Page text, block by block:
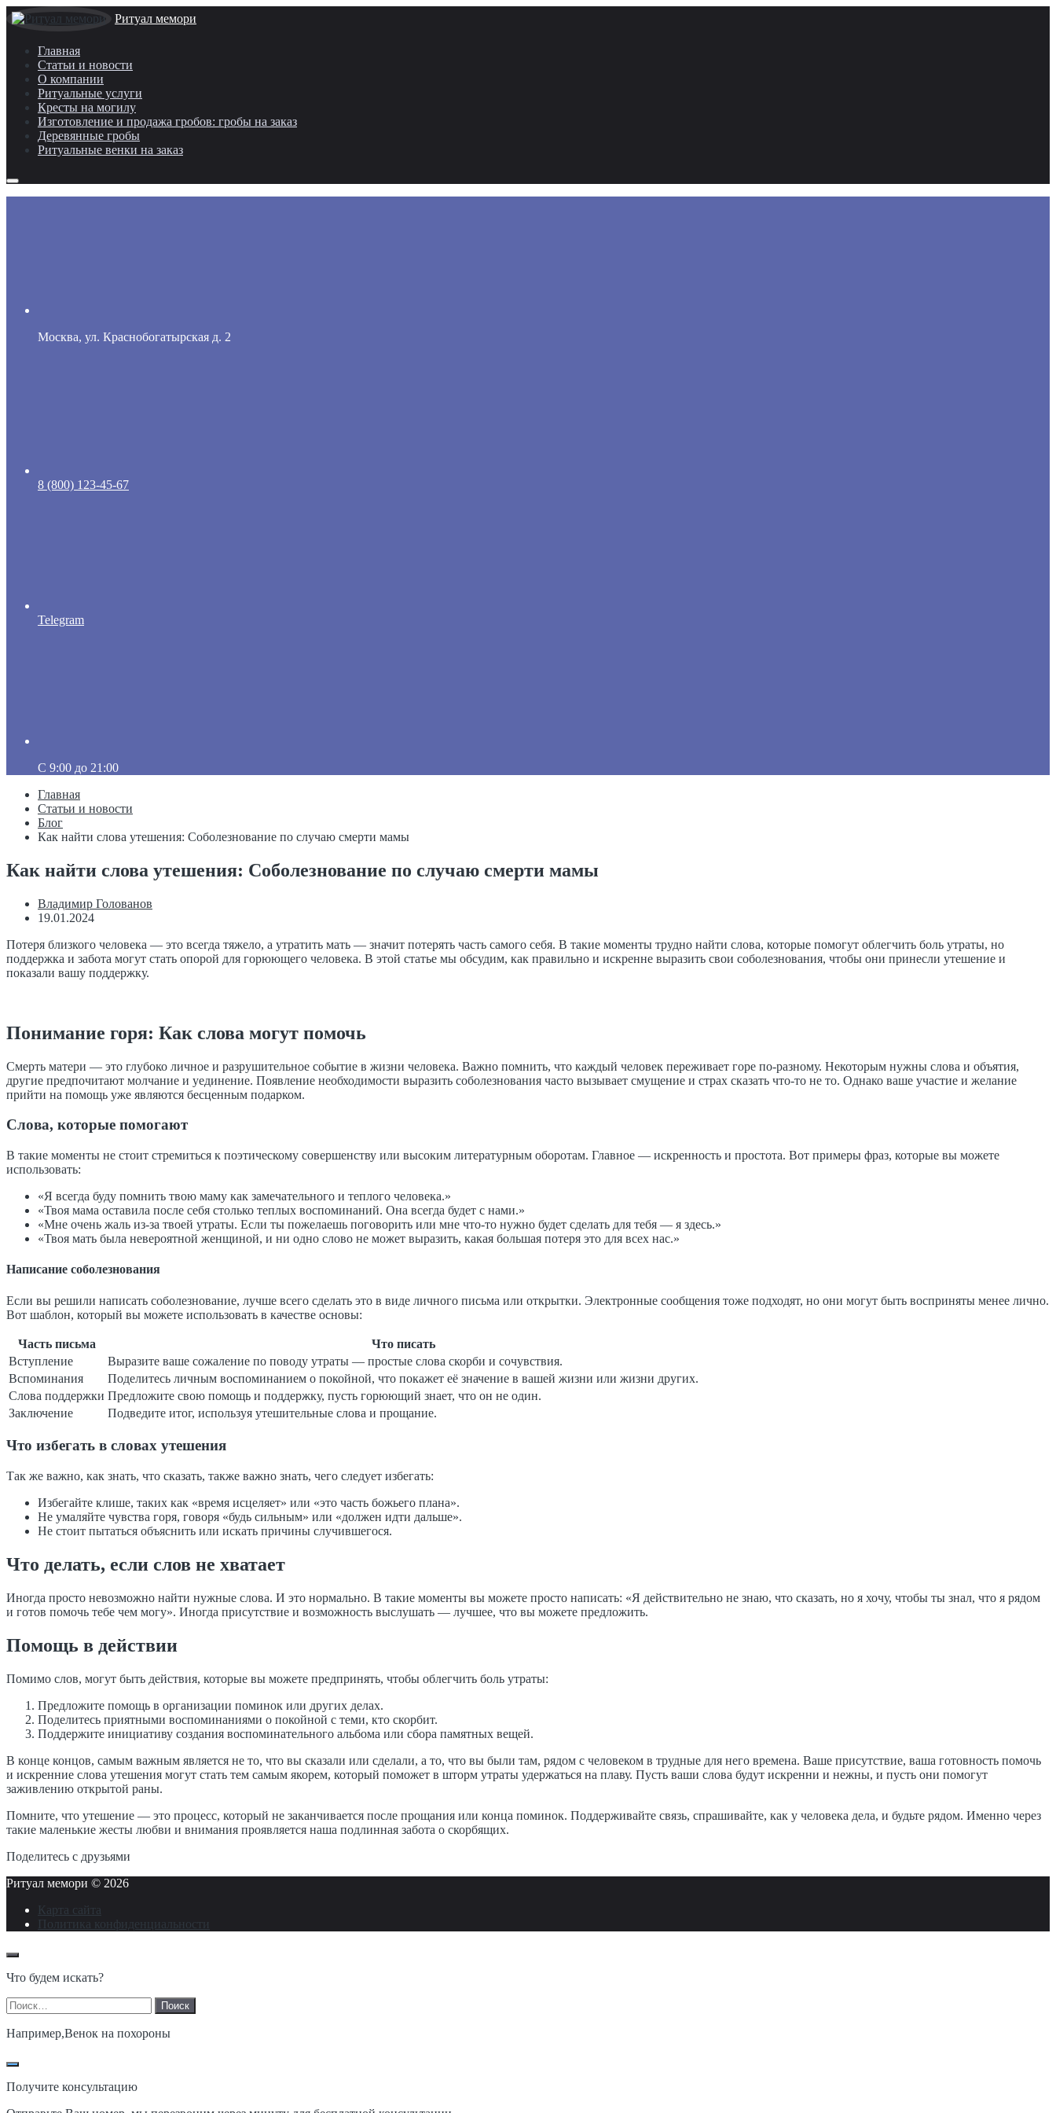
Ритуал мемори
Главная
Статьи и новости
О компании
Ритуальные услуги
Кресты на могилу
Изготовление и продажа гробов: гробы на заказ
Деревянные гробы
Ритуальные венки на заказ
Москва, ул. Краснобогатырская д. 2
8 (800) 123-45-67
Telegram
C 9:00 до 21:00
Главная
Статьи и новости
Блог
Как найти слова утешения: Соболезнование по случаю смерти мамы
Как найти слова утешения: Соболезнование по случаю смерти мамы
Владимир Голованов
19.01.2024
Потеря близкого человека — это всегда тяжело, а утратить мать — значит потерять часть самого себя. В такие моменты трудно найти слова, которые помогут облегчить боль утраты, но
поддержка и забота могут стать опорой для горюющего человека. В этой статье мы обсудим, как правильно и искренне выразить свои соболезнования, чтобы они принесли утешение и
показали вашу поддержку.
Понимание горя: Как слова могут помочь
Смерть матери — это глубоко личное и разрушительное событие в жизни человека. Важно помнить, что каждый человек переживает горе по-разному. Некоторым нужны слова и объятия,
другие предпочитают молчание и уединение. Появление необходимости выразить соболезнования часто вызывает смущение и страх сказать что-то не то. Однако ваше участие и желание
прийти на помощь уже являются бесценным подарком.
Слова, которые помогают
В такие моменты не стоит стремиться к поэтическому совершенству или высоким литературным оборотам. Главное — искренность и простота. Вот примеры фраз, которые вы можете
использовать:
«Я всегда буду помнить твою маму как замечательного и теплого человека.»
«Твоя мама оставила после себя столько теплых воспоминаний. Она всегда будет с нами.»
«Мне очень жаль из-за твоей утраты. Если ты пожелаешь поговорить или мне что-то нужно будет сделать для тебя — я здесь.»
«Твоя мать была невероятной женщиной, и ни одно слово не может выразить, какая большая потеря это для всех нас.»
Написание соболезнования
Если вы решили написать соболезнование, лучше всего сделать это в виде личного письма или открытки. Электронные сообщения тоже подходят, но они могут быть восприняты менее лично.
Вот шаблон, который вы можете использовать в качестве основы:
Часть письма
Что писать
Вступление
Выразите ваше сожаление по поводу утраты — простые слова скорби и сочувствия.
Вспоминания
Поделитесь личным воспоминанием о покойной, что покажет её значение в вашей жизни или жизни других.
Слова поддержки Предложите свою помощь и поддержку, пусть горюющий знает, что он не один.
Заключение
Подведите итог, используя утешительные слова и прощание.
Что избегать в словах утешения
Так же важно, как знать, что сказать, также важно знать, чего следует избегать:
Избегайте клише, таких как «время исцеляет» или «это часть божьего плана».
Не умаляйте чувства горя, говоря «будь сильным» или «должен идти дальше».
Не стоит пытаться объяснить или искать причины случившегося.
Что делать, если слов не хватает
Иногда просто невозможно найти нужные слова. И это нормально. В такие моменты вы можете просто написать: «Я действительно не знаю, что сказать, но я хочу, чтобы ты знал, что я рядом
и готов помочь тебе чем могу». Иногда присутствие и возможность выслушать — лучшее, что вы можете предложить.
Помощь в действии
Помимо слов, могут быть действия, которые вы можете предпринять, чтобы облегчить боль утраты:
Предложите помощь в организации поминок или других делах.
Поделитесь приятными воспоминаниями о покойной с теми, кто скорбит.
Поддержите инициативу создания воспоминательного альбома или сбора памятных вещей.
В конце концов, самым важным является не то, что вы сказали или сделали, а то, что вы были там, рядом с человеком в трудные для него времена. Ваше присутствие, ваша готовность помочь
и искренние слова утешения могут стать тем самым якорем, который поможет в шторм утраты удержаться на плаву. Пусть ваши слова будут искренни и нежны, и пусть они помогут
заживлению открытой раны.
Помните, что утешение — это процесс, который не заканчивается после прощания или конца поминок. Поддерживайте связь, спрашивайте, как у человека дела, и будьте рядом. Именно через
такие маленькие жесты любви и внимания проявляется наша подлинная забота о скорбящих.
Поделитесь с друзьями
Ритуал мемори © 2026
Карта сайта
Политика конфиденциальности
Что будем искать?
Найти:
Например,Венок на похороны
Получите консультацию